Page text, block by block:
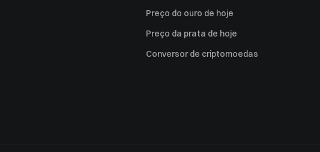
Preço do ouro de hoje
Preço da prata de hoje
Conversor de criptomoedas